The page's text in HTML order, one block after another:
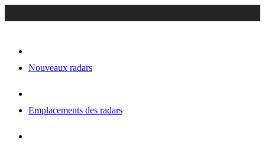
Nouveaux radars
Emplacements des radars